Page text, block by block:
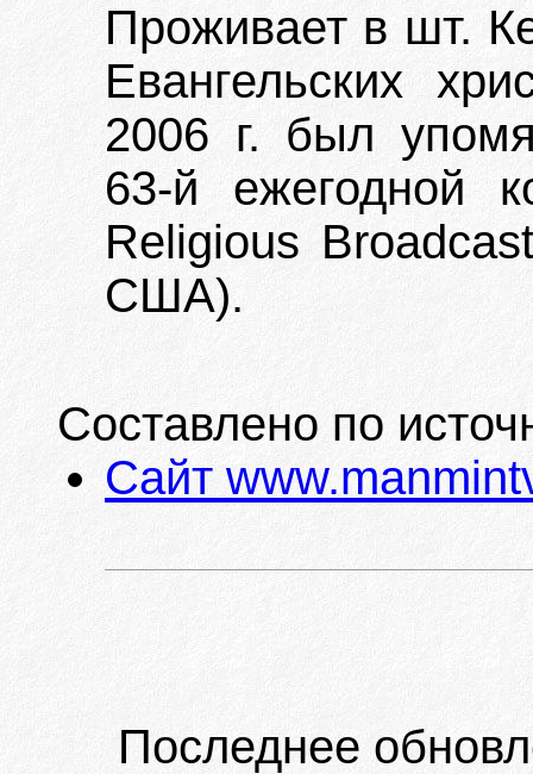
Проживает в шт.
Евангельских
2006 г. был
63-й ежегодной
Religious
США).
Составлено по
Сайт
Последнее